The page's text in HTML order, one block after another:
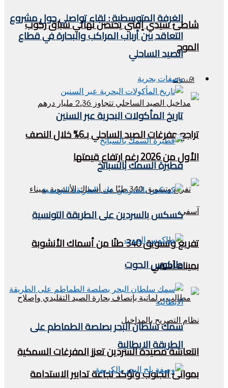
شاطئ سيدي إفني يحتضن نهائي سباق ركوب
الموج
اسماك
تراجع مفرغات الصيد الساحلي بـ6% خلال النصف
الأول من 2026 رغم ارتفاع قيمتها
تفريغ وتسويق 340 طنًا من أسماك الأنشوبة
بميناء آسفي
انتعاشة مصيدة السردين تعزز المفرغات السمكية
بموانئ الجنوب وتؤكد نجاعة تدابير الاستدامة
الغرفة المتوسطية : لقاء تواصلي حول مشروع
التعاقد بين أرباب المراكب والبحارة في قطاع
الصيد الساحلي
وصفات بحرية
تاريخ المأكولات البحرية عبر السنين
فطيرة السمك بالسبانخ
كسكس بالسردين على الطريقة التونسية
طاكوس الحوت
سمك سلطان البحر بصلصة الطماطم على
الطريقة الايطالية